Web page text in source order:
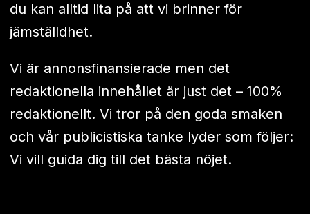
du kan alltid lita på att vi brinner för
jämställdhet.
Vi är annonsfinansierade men det
redaktionella innehållet är just det – 100%
redaktionellt. Vi tror på den goda smaken
och vår publicistiska tanke lyder som följer:
Vi vill guida dig till det bästa nöjet.